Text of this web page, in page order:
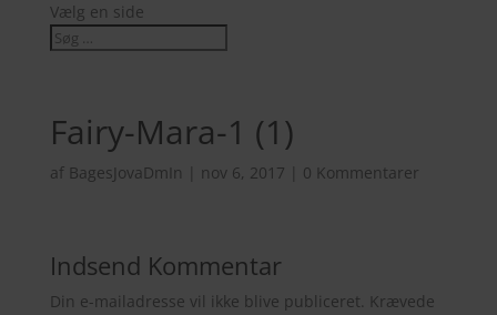
Vælg en side
Fairy-Mara-1 (1)
af BagesJovaDmIn nov 6, 2017 0 Kommentarer
Indsend Kommentar
Din e-mailadresse vil ikke blive publiceret. Krævede